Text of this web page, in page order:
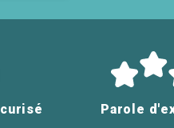
Parole